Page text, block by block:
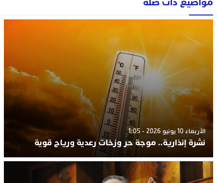
الأربعاء 10 يونيو 2026 - 1:05
نشرة إنذارية.. موجة حر وزخات رعدية ورياح قوية